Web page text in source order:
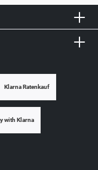
Klarna Ratenkauf
with Klarna